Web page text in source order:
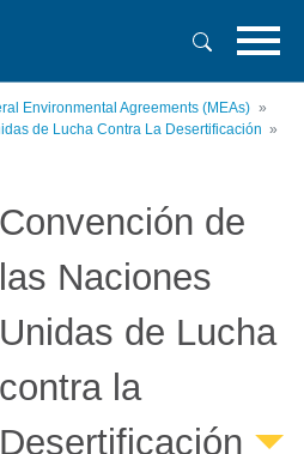
Environmental Agreements (MEAs)
de Lucha Contra La Desertificación
Convención de
las Naciones
Unidas de Lucha
contra la
Desertificación